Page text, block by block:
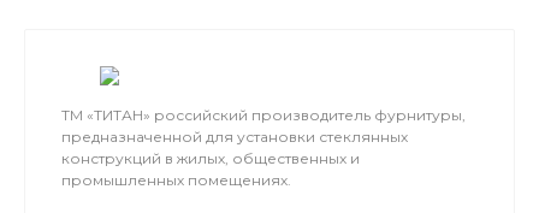
ТМ «ТИТАН» российский производитель фурнитуры,
предназначенной для установки стеклянных
конструкций в жилых, общественных и
промышленных помещениях.